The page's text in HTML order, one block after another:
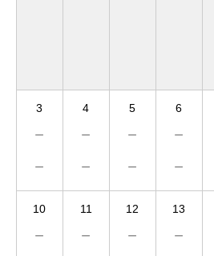
3
－
－
4
－
－
5
－
－
6
－
－
10
－
11
－
12
－
13
－